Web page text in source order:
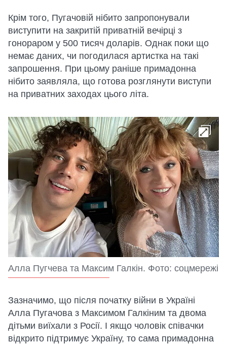
Крім того, Пугачовій нібито запропонували
виступити на закритій приватній вечірці з
гонораром у 500 тисяч доларів. Однак поки що
немає даних, чи погодилася артистка на такі
запрошення. При цьому раніше примадонна
нібито заявляла, що готова розглянути виступи
на приватних заходах цього літа.
Алла Пугчева та Максим Галкін. Фото: соцмережі
Зазначимо, що після початку війни в Україні
Алла Пугачова з Максимом Галкіним та двома
дітьми виїхали з Росії. І якщо чоловік співачки
відкрито підтримує Україну, то сама примадонна